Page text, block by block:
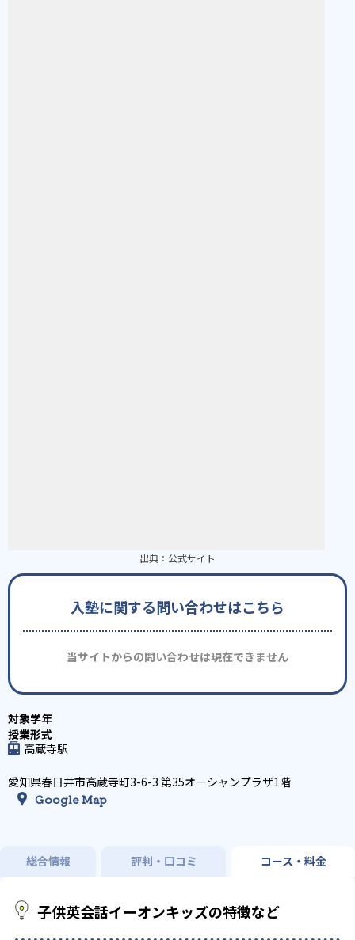
出典： 公式サイト
入塾に関する問い合わせはこちら
当サイトからの問い合わせは現在できません
高蔵寺駅
愛知県春日井市高蔵寺町3-6-3 第35オーシャンプラザ1階
Google Map
総合情報 評判・口コミ コース・料金
子供英会話イーオンキッズの特徴など